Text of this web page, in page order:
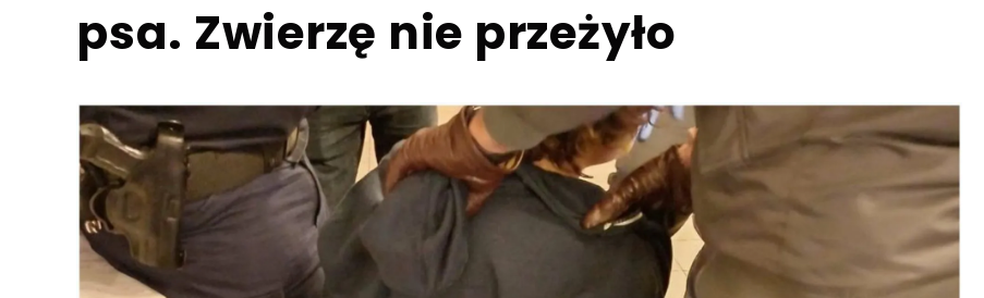
psa. Zwierzę nie przeżyło